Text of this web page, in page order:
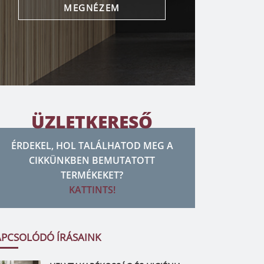
MEGNÉZEM
ÜZLETKERESŐ
ÉRDEKEL, HOL TALÁLHATOD MEG A
CIKKÜNKBEN BEMUTATOTT
TERMÉKEKET?
KATTINTS!
ÍRÁSAINK